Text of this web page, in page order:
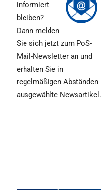
informiert
bleiben?
Dann melden
Sie sich jetzt zum PoS-
Mail-Newsletter an und
erhalten Sie in
regelmäßigen Abständen
ausgewählte Newsartikel.